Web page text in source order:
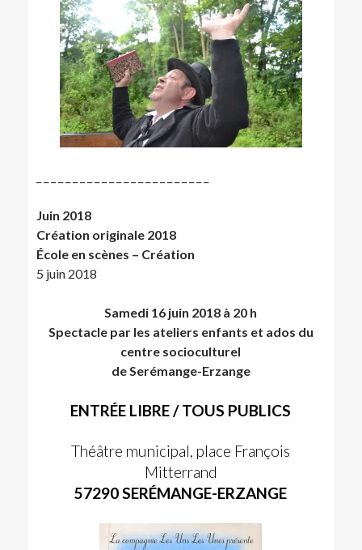
Juin 2018
Création originale 2018
École en scènes – Création
5 juin 2018
Samedi 16 juin 2018 à 20 h
Spectacle par les ateliers enfants et ados du
centre socioculturel
de Serémange-Erzange
ENTRÉE LIBRE / TOUS PUBLICS
Théâtre municipal, place François
Mitterrand
57290 SERÉMANGE-ERZANGE